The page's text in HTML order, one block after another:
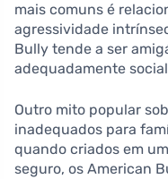
mais comuns é
agressividade
Bully tende a ser
adequadamente
Outro mito popular
inadequados para
quando criados em
seguro, os American